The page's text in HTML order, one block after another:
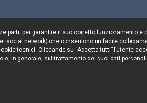
parti, per garantire il suo corretto funzionamento
social network) che consentono un facile
tecnici. Cliccando su “Accetta tutti” l’utente
in generale, sul trattamento dei suoi dati